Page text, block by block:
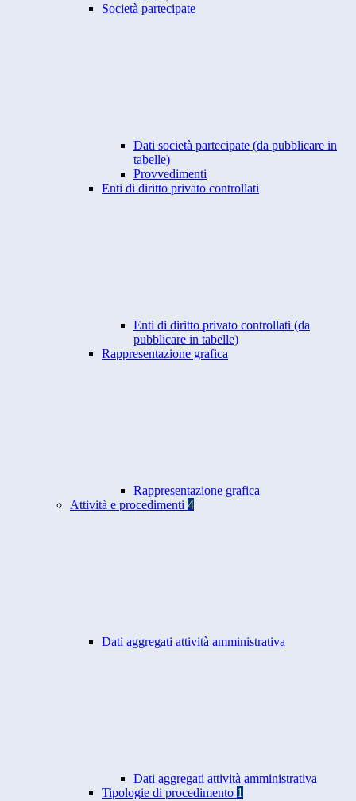
Società partecipate
Dati società partecipate (da pubblicare in
tabelle)
Provvedimenti
Enti di diritto privato controllati
Enti di diritto privato controllati (da
pubblicare in tabelle)
Rappresentazione grafica
Rappresentazione grafica
Attività e procedimenti 4
Dati aggregati attività amministrativa
Dati aggregati attività amministrativa
Tipologie di procedimento 1